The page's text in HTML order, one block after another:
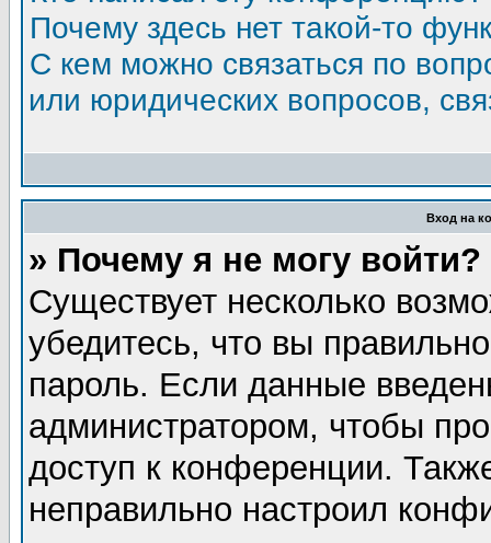
Почему здесь нет такой-то
С кем можно связаться по
или юридических вопросов,
Вход на
» Почему я не могу войти?
Существует несколько
убедитесь, что вы
пароль. Если данные
администратором, чтобы
доступ к конференции.
неправильно настроил